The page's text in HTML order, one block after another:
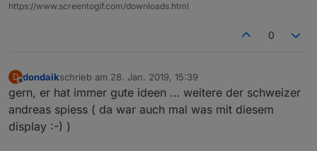
https://www.screentogif.com/downloads.html
0
D dondaikschrieb am 28. Jan. 2019, 15:39
zuletzt editiert von
gern, er hat immer gute ideen … weitere der schweizer
andreas spiess ( da war auch mal was mit diesem
display :-) )